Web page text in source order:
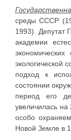
среды СССР
1993). Депутат
академии
экологической
подход к
состоянии
период его
увеличилась
особо
Новой Земле в